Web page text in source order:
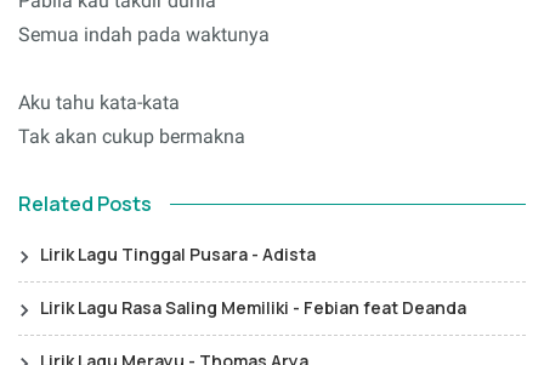
Semua indah pada waktunya
Aku tahu kata-kata
Tak akan cukup bermakna
Related Posts
Lirik Lagu Tinggal Pusara - Adista
Lirik Lagu Rasa Saling Memiliki - Febian feat Deanda